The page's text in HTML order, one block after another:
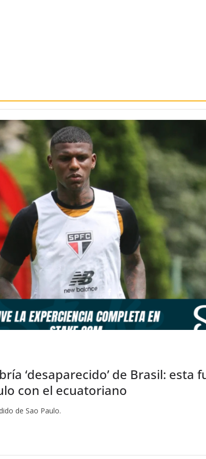
‘desaparecido’ de Brasil: esta
con el ecuatoriano
de Sao Paulo.